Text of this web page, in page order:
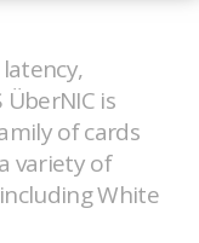
is
of cards
variety of
White